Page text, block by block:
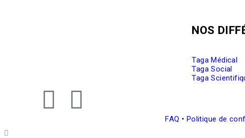
NOS
Taga Médical
Taga Social
Taga
FAQ • Politique de